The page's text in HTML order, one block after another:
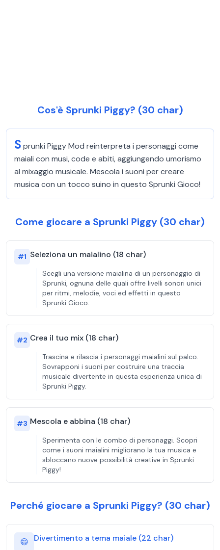
Cos'è Sprunki Piggy? (30 char)
Sprunki Piggy Mod reinterpreta i personaggi come
maiali con musi, code e abiti, aggiungendo umorismo
al mixaggio musicale. Mescola i suoni per creare
musica con un tocco suino in questo Sprunki Gioco!
Come giocare a Sprunki Piggy (30 char)
#1 Seleziona un maialino (18 char)
Scegli una versione maialina di un personaggio di
Sprunki, ognuna delle quali offre livelli sonori unici
per ritmi, melodie, voci ed effetti in questo
Sprunki Gioco.
#2 Crea il tuo mix (18 char)
Trascina e rilascia i personaggi maialini sul palco.
Sovrapponi i suoni per costruire una traccia
musicale divertente in questa esperienza unica di
Sprunki Piggy.
#3 Mescola e abbina (18 char)
Sperimenta con le combo di personaggi. Scopri
come i suoni maialini migliorano la tua musica e
sbloccano nuove possibilità creative in Sprunki
Piggy!
Perché giocare a Sprunki Piggy? (30 char)
😄 Divertimento a tema maiale (22 char)